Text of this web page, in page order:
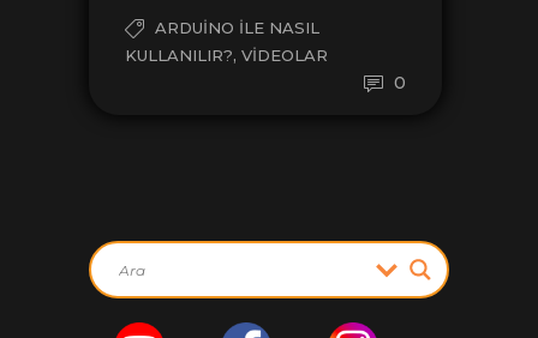
ARDUINO ILE NASIL
KULLANILIR?, VIDEOLAR
0